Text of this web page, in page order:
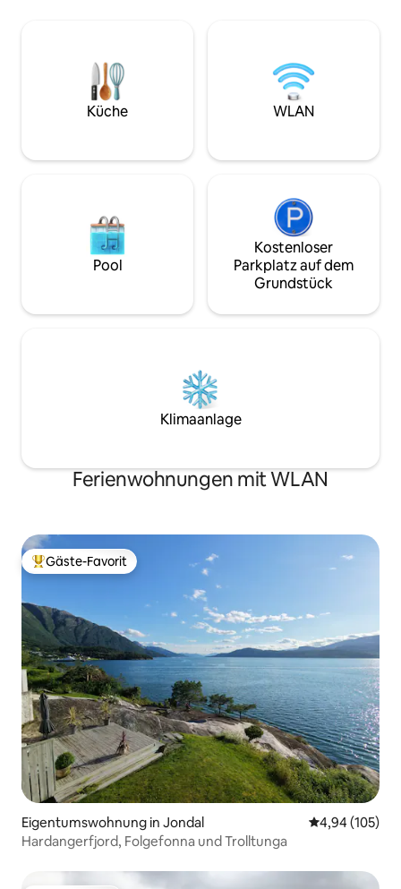
Wenn Sie ein
brauchen,
vielen
der am Camp
Küche WLAN
Pool
Kostenloser
Parkplatz auf dem
Grundstück
Klimaanlage
Ferienwohnungen mit WLAN
Beliebter Gäste-Favorit.
Gäste-Favorit
Eigentumswohnung in Jondal
4,94 (105)
Hardangerfjord, Folgefonna und Trolltunga